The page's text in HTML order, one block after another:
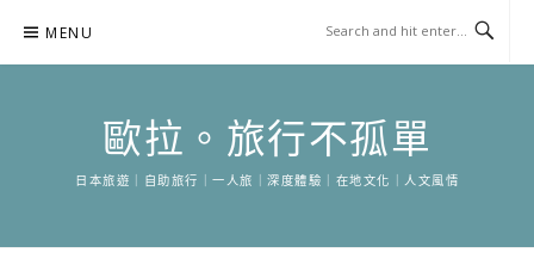
content
MENU
歐拉。旅行不孤單
日本旅遊｜自助旅行｜一人旅｜深度體驗｜在地文化｜人文風情